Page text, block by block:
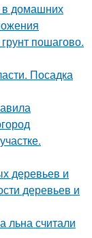
в домашних
пошагово.
Посадка
деревьев и
деревьев и
льна считали